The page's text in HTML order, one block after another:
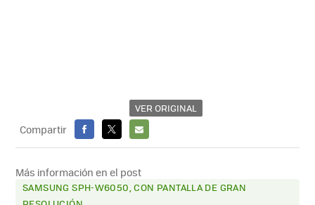
VER ORIGINAL
Compartir
FACEBOOK
X
E-
MAIL
Más información en el post
SAMSUNG SPH-W6050, CON PANTALLA DE GRAN